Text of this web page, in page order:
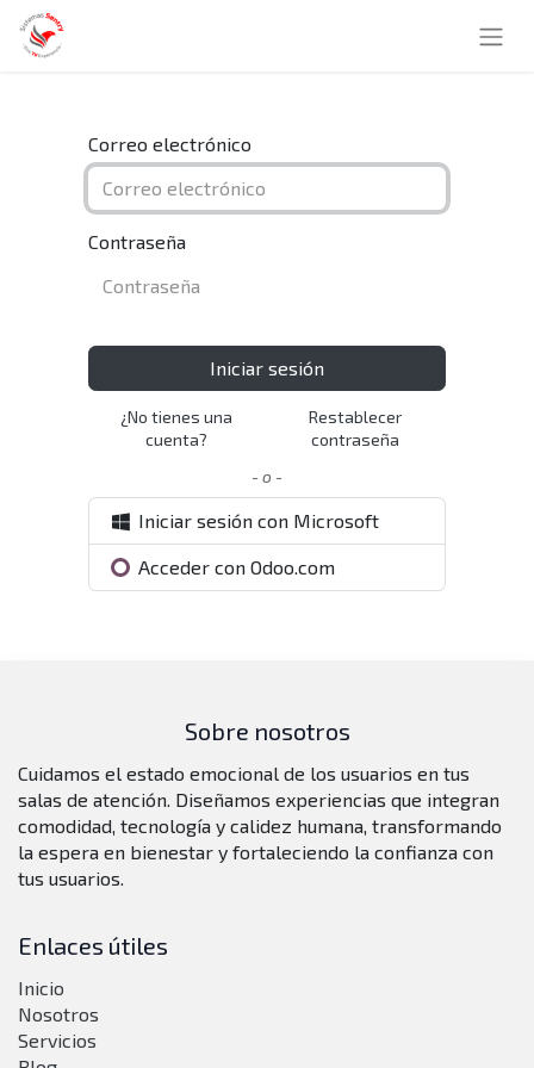
Correo electrónico
Contraseña
Iniciar sesión
¿No tienes una
cuenta?
Restablecer
contraseña
- o -
Iniciar sesión con Microsoft
Acceder con Odoo.com
Sobre nosotros
Cuidamos el estado emocional de los usuarios en tus
salas de atención. Diseñamos experiencias que integran
comodidad, tecnología y calidez humana, transformando
la espera en bienestar y fortaleciendo la confianza con
tus usuarios.
Enlaces útiles
Inicio
Nosotros
Servicios